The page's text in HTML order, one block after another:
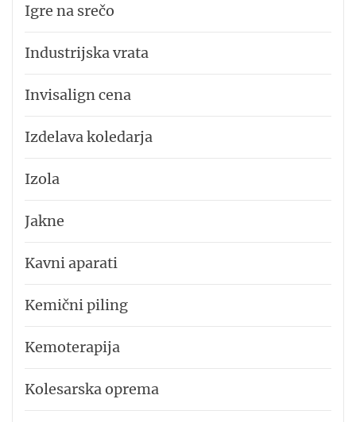
Igre na srečo
Industrijska vrata
Invisalign cena
Izdelava koledarja
Izola
Jakne
Kavni aparati
Kemični piling
Kemoterapija
Kolesarska oprema